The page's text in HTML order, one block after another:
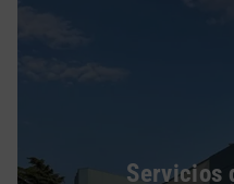
Servicios